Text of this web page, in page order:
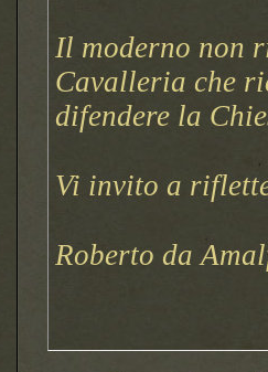
Il moderno non
Cavalleria che
difendere la
Vi invito a
Roberto da